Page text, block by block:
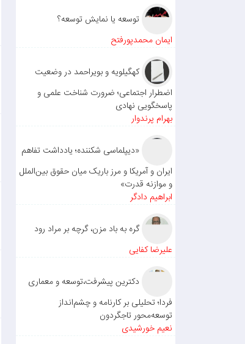
توسعه یا نمایش توسعه؟
ایمان محمدپورفتح
کهگیلویه و بویراحمد در وضعیت
اضطرار اجتماعی؛ ضرورت شناخت علمی و
پاسخگویی نهادی
بهرام پرندوار
«دیپلماسی شکننده؛ یادداشت تفاهم
ایران و آمریکا و مرز باریک میان حقوق بین‌الملل
و موازنه قدرت»
ابراهیم دادگر
گره به باد مزن، گرچه بر مراد رود
علیرضا کفایی
دکترین پیشرفت،توسعه و معماری
فردا؛ تحلیلی بر کارنامه و چشم‌انداز
توسعه‌محور تاجگردون
نعیم خورشیدی